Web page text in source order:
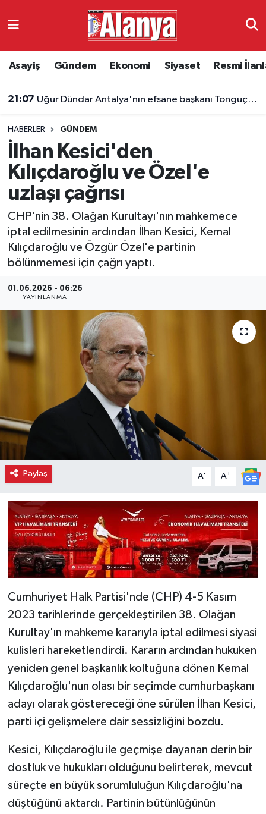
Asayiş Gündem Ekonomi Siyaset Resmi
21:07 Uğur Dündar Antalya'nın efsane başkanı Tonguç'u kaleme aldı
HABERLER GÜNDEM
İlhan Kesici'den
Kılıçdaroğlu ve Özel'e
uzlaşı çağrısı
CHP'nin 38. Olağan Kurultayı'nın mahkemece
iptal edilmesinin ardından İlhan Kesici, Kemal
Kılıçdaroğlu ve Özgür Özel'e partinin
bölünmemesi için çağrı yaptı.
01.06.2026 - 06:26
YAYINLANMA
Paylaş A- A+
Cumhuriyet Halk Partisi'nde (CHP) 4-5 Kasım
2023 tarihlerinde gerçekleştirilen 38. Olağan
Kurultay'ın mahkeme kararıyla iptal edilmesi siyasi
kulisleri hareketlendirdi. Kararın ardından hukuken
yeniden genel başkanlık koltuğuna dönen Kemal
Kılıçdaroğlu'nun olası bir seçimde cumhurbaşkanı
adayı olarak göstereceği öne sürülen İlhan Kesici,
parti içi gelişmelere dair sessizliğini bozdu.
Kesici, Kılıçdaroğlu ile geçmişe dayanan derin bir
dostluk ve hukukları olduğunu belirterek, mevcut
süreçte en büyük sorumluluğun Kılıçdaroğlu'na
düştüğünü aktardı. Partinin bütünlüğünün
Ekonomi
Resmi İlanlar
Alanyaspor
Turizm
E-Gazete
Antalya Namaz Vakitleri
Süper Lig Puan Durumu ve Fikstür
Tüm Manşetler
Son Dakika Haberleri
Haber Arşivi